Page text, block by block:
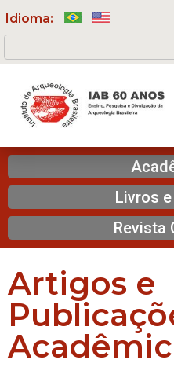
Idioma:
Livros
Revista
Artigos e